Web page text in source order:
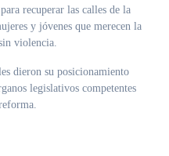
recuperar las calles de la
y jóvenes que merecen la
violencia.
dieron su posicionamiento
legislativos competentes